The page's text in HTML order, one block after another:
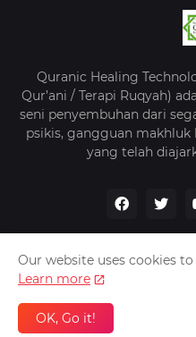
Quranic Healing
Qur’ani / Terapi Ruqyah)
seni penyembuhan dari
psikis, gangguan makhluk
yang telah
Beranda Tentang Kami
Our website uses cookies
Learn more
OK, Go it!